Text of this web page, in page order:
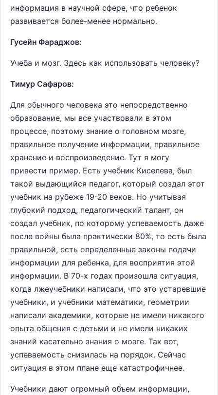
информация в научной сфере, что ребенок
развивается более-менее нормально.
Гусейн Фараджов:
Учеба и мозг. Здесь как использовать человеку?
Тимур Сафаров:
Для обычного человека это непосредственно
образование, мы все участвовали в этом
процессе, поэтому знание о головном мозге,
правильное получение информации, правильное
хранение и воспроизведение. Тут я могу
привести пример. Есть учебник Киселева, был
такой выдающийся педагог, который создал этот
учебник на рубеже 19-20 веков. Но учитывая
глубокий подход, педагогический талант, он
создал учебник, по которому успеваемость даже
после войны была практически 80%, то есть была
правильной, есть определенные законы подачи
информации для ребенка, для восприятия этой
информации. В 70-х годах произошла ситуация,
когда лжеучебники написали, что это устаревшие
учебники, и учебники математики, геометрии
написали академики, которые не имели никакого
опыта общения с детьми и не имели никаких
знаний касательно знания о мозге. Так вот,
успеваемость снизилась на порядок. Сейчас
ситуация в этом плане еще катастрофичнее.
Учебники дают огромный объем информации,